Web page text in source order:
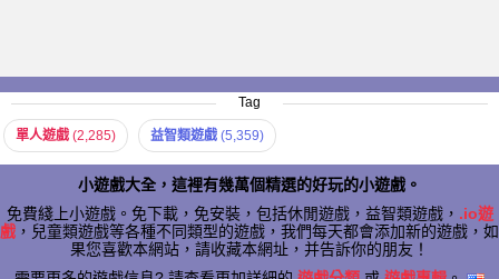
Tag
單人遊戲 (2,285) 益智類遊戲 (5,359)
小遊戲大全，這裡有幾萬個精選的好玩的小遊戲。
免費綫上小遊戲。免下載，免安裝，包括休閒遊戲，益智類遊戲， .io遊
戲 ，兒童類遊戲等各種不同類型的遊戲，我們每天都會添加新的遊戲，如
果您喜歡本網站，請收藏本網址，并告訴你的朋友！